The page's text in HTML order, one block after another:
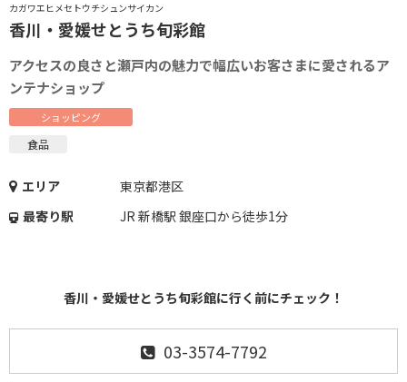
カガワエヒメセトウチシュンサイカン
香川・愛媛せとうち旬彩館
アクセスの良さと瀬戸内の魅力で幅広いお客さまに愛されるア
ンテナショップ
ショッピング
食品
エリア
東京都港区
最寄り駅
JR 新橋駅 銀座口から徒歩1分
香川・愛媛せとうち旬彩館に行く前にチェック！
03-3574-7792